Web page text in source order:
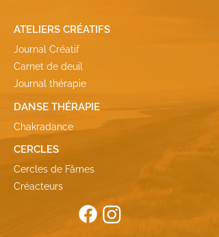
ATELIERS CRÉATIFS
Journal Créatif
Carnet de deuil
Journal thérapie
DANSE THÉRAPIE
Chakradance
CERCLES
Cercles de Fâmes
Créacteurs